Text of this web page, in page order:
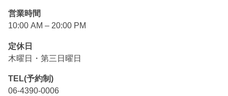
営業時間
10:00 AM – 20:00 PM
定休日
木曜日・第三日曜日
TEL(予約制)
06-4390-0006